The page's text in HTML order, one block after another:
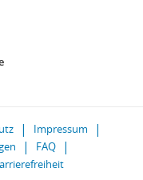
Impressum
FAQ